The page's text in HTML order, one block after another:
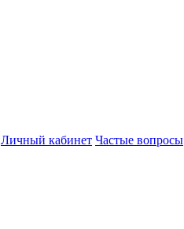
Личный кабинет Частые вопросы